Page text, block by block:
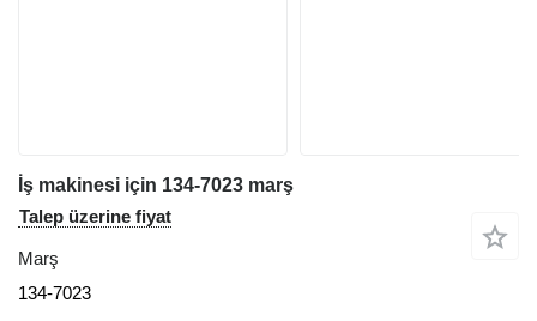
İş makinesi için 134-7023 marş
Talep üzerine fiyat
Marş
134-7023